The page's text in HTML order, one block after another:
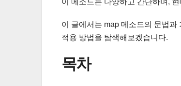
이 메소드는 다양하고 간단하며,
이 글에서는 map 메소드의 문법
적용 방법을 탐색해보겠습니다.
목차